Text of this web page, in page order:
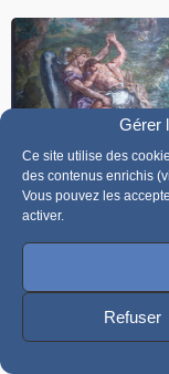
Gérer
Ce site utilise des
des contenus enrichis
Vous pouvez les
activer.
Refuser
Le combat
« Tenez pour une
toutes sortes
formation organisée
et 16 janvier 2020.